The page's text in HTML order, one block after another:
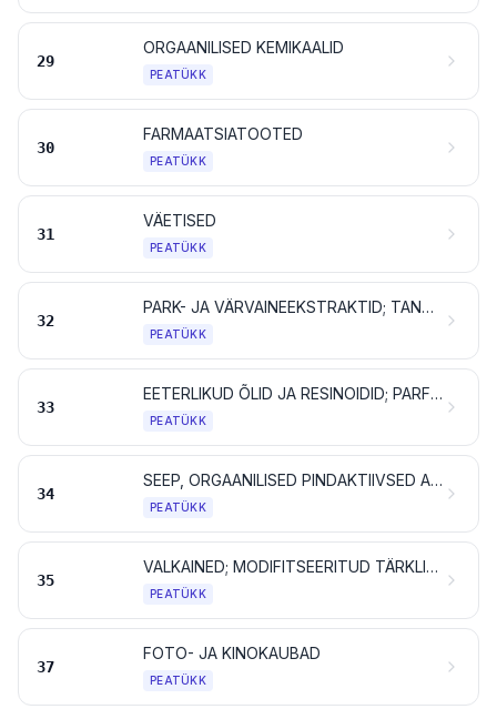
29
ORGAANILISED KEMIKAALID
PEATÜKK
30
FARMAATSIATOOTED
PEATÜKK
31
VÄETISED
PEATÜKK
32
PARK- JA VÄRVAINEEKSTRAKTID; TANNIINID JA NENDE DERIVAADID; VÄRVAINED JA PIGMENDID; VÄRVID JA LAKID; KITT JA MUUD MASTIKSID; TINT
PEATÜKK
33
EETERLIKUD ÕLID JA RESINOIDID; PARFÜMEERIA- JA KOSMEETIKATOOTED NING HÜGIEENIVAHENDID
PEATÜKK
34
SEEP, ORGAANILISED PINDAKTIIVSED AINED, PESEMISVAHENDID, MÄÄRDEAINED, TEHISVAHAD JA VAHAVALMISTISED, POLEERIMIS- JA PUHASTUSVAHENDID, KÜÜNLAD JMS TOOTED, VOOLIMISPASTAD, STOMATOLOOGILINE VAHA JA HAMBARAVIS KASUTATAVAD KIPSISEGUD
PEATÜKK
35
VALKAINED; MODIFITSEERITUD TÄRKLIS; LIIMID; ENSÜÜMID
PEATÜKK
37
FOTO- JA KINOKAUBAD
PEATÜKK